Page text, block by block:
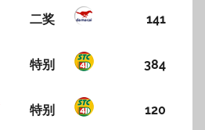
二奖 141
特别 384
特别 120